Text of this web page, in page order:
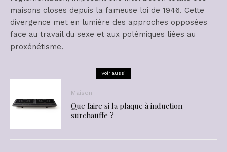
maisons closes depuis la fameuse loi de 1946. Cette
divergence met en lumière des approches opposées
face au travail du sexe et aux polémiques liées au
proxénétisme.
Voir aussi
Maison
Que faire si la plaque à induction
surchauffe ?